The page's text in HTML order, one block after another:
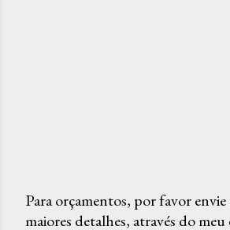
P
Para orçamentos, por favor
maiores detalhes, através do meu